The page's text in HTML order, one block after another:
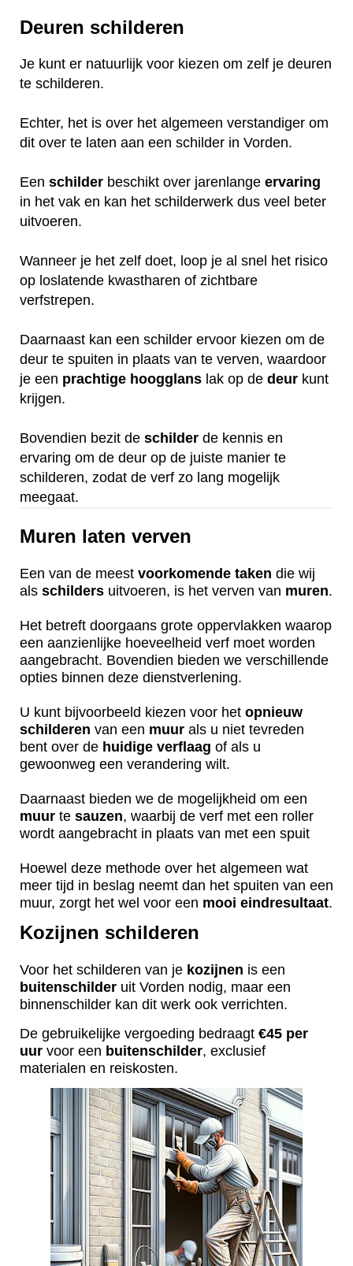
Deuren schilderen
Je kunt er natuurlijk voor kiezen om zelf je deuren
te schilderen.
Echter, het is over het algemeen verstandiger om
dit over te laten aan een schilder in Vorden.
Een schilder beschikt over jarenlange ervaring
in het vak en kan het schilderwerk dus veel beter
uitvoeren.
Wanneer je het zelf doet, loop je al snel het risico
op loslatende kwastharen of zichtbare
verfstrepen.
Daarnaast kan een schilder ervoor kiezen om de
deur te spuiten in plaats van te verven, waardoor
je een prachtige hoogglans lak op de deur kunt
krijgen.
Bovendien bezit de schilder de kennis en
ervaring om de deur op de juiste manier te
schilderen, zodat de verf zo lang mogelijk
meegaat.
Muren laten verven
Een van de meest voorkomende taken die wij
als schilders uitvoeren, is het verven van muren.
Het betreft doorgaans grote oppervlakken waarop
een aanzienlijke hoeveelheid verf moet worden
aangebracht. Bovendien bieden we verschillende
opties binnen deze dienstverlening.
U kunt bijvoorbeeld kiezen voor het opnieuw
schilderen van een muur als u niet tevreden
bent over de huidige verflaag of als u
gewoonweg een verandering wilt.
Daarnaast bieden we de mogelijkheid om een
muur te sauzen, waarbij de verf met een roller
wordt aangebracht in plaats van met een spuit
Hoewel deze methode over het algemeen wat
meer tijd in beslag neemt dan het spuiten van een
muur, zorgt het wel voor een mooi eindresultaat.
Kozijnen schilderen
Voor het schilderen van je kozijnen is een
buitenschilder uit Vorden nodig, maar een
binnenschilder kan dit werk ook verrichten.
De gebruikelijke vergoeding bedraagt €45 per
uur voor een buitenschilder, exclusief
materialen en reiskosten.